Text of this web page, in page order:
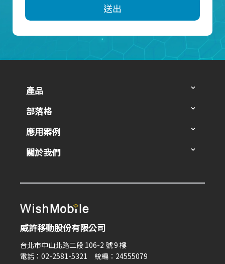
送出
產品
部落格
應用案例
關於我們
威許移動股份有限公司
台北市中山北路二段 106-2 號 9 樓
電話：02-2581-5321 統編：24555079